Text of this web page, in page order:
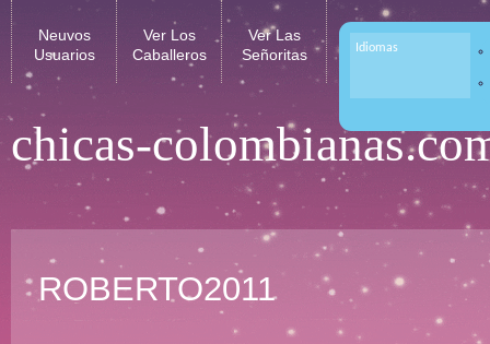
chicas-
Neuvos
Usuarios
Ver Los
Caballeros
Ver Las
Señoritas
Idiomas
ROBERTO2011